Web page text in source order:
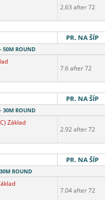
2.63 after 72
PR. NA ŠÍP
50M ROUND
7.6 after 72
PR. NA ŠÍP
30M ROUND
Základ
2.92 after 72
PR. NA ŠÍP
ROUND
7.04 after 72